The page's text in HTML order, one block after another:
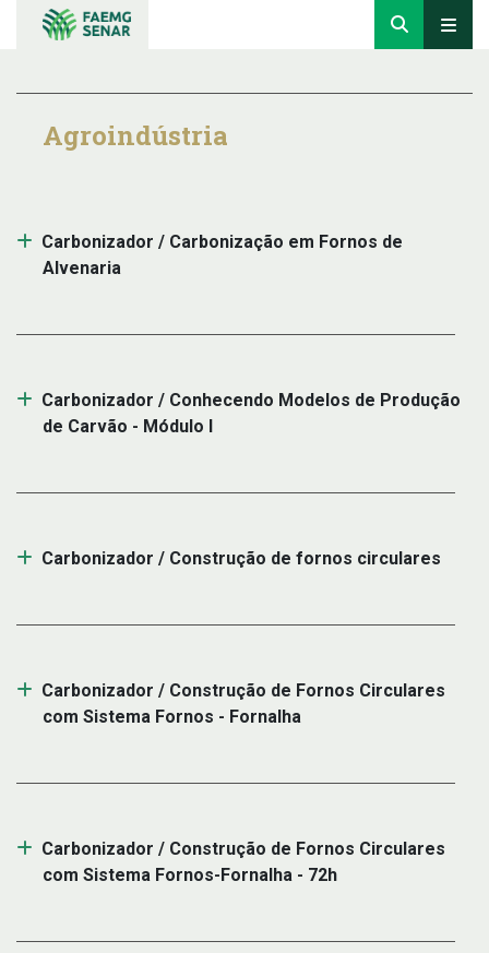
Agroindústria
Carbonizador / Carbonização em Fornos de
Alvenaria
Carbonizador / Conhecendo Modelos de Produção
de Carvão - Módulo I
Carbonizador / Construção de fornos circulares
Carbonizador / Construção de Fornos Circulares
com Sistema Fornos - Fornalha
Carbonizador / Construção de Fornos Circulares
com Sistema Fornos-Fornalha - 72h